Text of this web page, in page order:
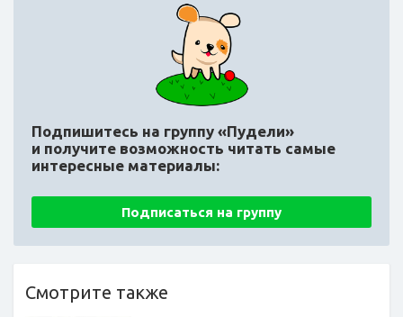
Подпишитесь на группу «Пудели»
и получите возможность читать самые
интересные материалы:
Подписаться на группу
Смотрите также